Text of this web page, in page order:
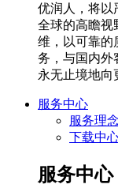
优润人，将以
全球的高瞻视
维，以可靠的
务，与国内外
永无止境地向
服务中心
服务理念
下载中
服务中心